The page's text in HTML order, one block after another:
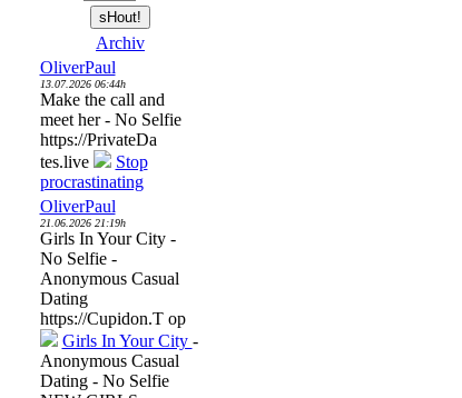
Archiv
OliverPaul
13.07.2026 06:44h
Make the call and
meet her - No Selfie
https://PrivateDa
tes.live
Stop
procrastinating
OliverPaul
21.06.2026 21:19h
Girls In Your City -
No Selfie -
Anonymous Casual
Dating
https://Cupidon.T op
Girls In Your City -
Anonymous Casual
Dating - No Selfie